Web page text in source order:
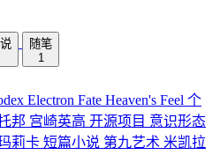
随笔
1
Electron Fate Heaven's Feel 个
邦 宫崎英高 开源项目 意识形态
莉卡 短篇小说 第九艺术 米凯拉